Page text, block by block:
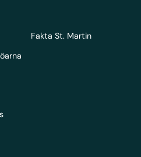
Fakta St. Martin